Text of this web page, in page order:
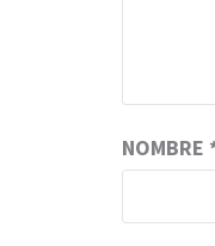
NOMBRE